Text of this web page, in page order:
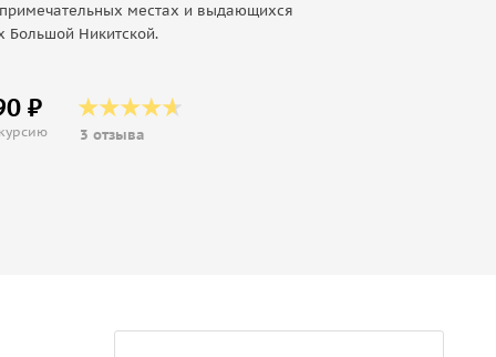
местах и выдающихся
Большой Никитской.
₽
3 отзыва